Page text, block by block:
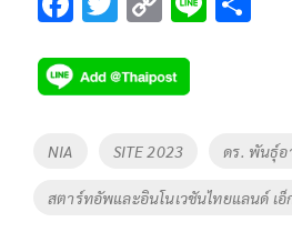
e
b
o
k
tt
er
p
y
Li
n
k
Tags
NIA SITE 2023 ดร. พันธุ์
สตาร์ทอัพและอินโนเวชันไทยแลนด์ เอ็